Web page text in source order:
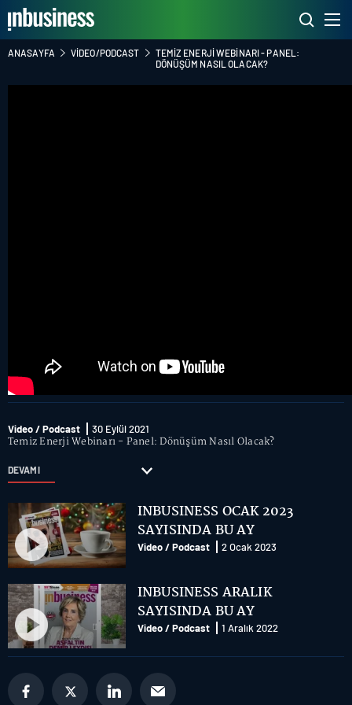
ANASAYFA VIDEO/PODCAST
TEMIZ ENERJI WEBINARI - PANEL:
DÖNÜŞÜM NASIL OLACAK?
Video / Podcast 30 Eylül 2021
Temiz Enerji Webinarı - Panel: Dönüşüm Nasıl Olacak?
DEVAMI
INBUSINESS OCAK 2023
SAYISINDA BU AY
Video / Podcast 2 Ocak 2023
INBUSINESS ARALIK
SAYISINDA BU AY
Video / Podcast 1 Aralık 2022
Future of Technology webinar
serisi “Yeni Normalde Siber